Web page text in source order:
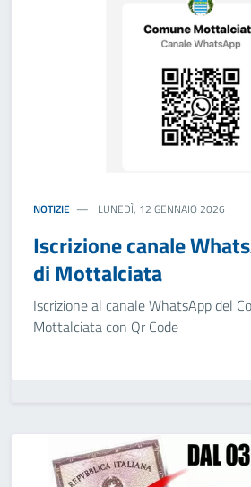
NOTIZIE LUNEDÌ, 12 GENNAIO 2026
Iscrizione canale
di Mottalciata
Iscrizione al canale WhatsApp del
Mottalciata con Qr Code